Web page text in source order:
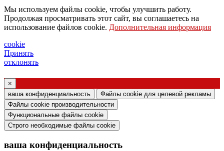
Запрос на отправку каталога
Запрос, чтобы с вами связался ваш торговый
представитель
Запрос на поддержку или дизайн освещения
Запрос на вебинар или обучение по продуктам
Подтверждение согласия (статья 7
Регламента ЕС № 2016/679)
Я заявляю, что ознакомился с информацией
об обработке персональных данных и согласен
Мы используем файлы cookie, чтобы улучшить работу.
Продолжая просматривать этот сайт, вы соглашаетесь на
использование файлов cookie. Дополнительная информация
cookie
Принять
отклонять
×
ваша конфиденциальность
Файлы cookie для целевой рекламы
Файлы cookie производительности
Функциональные файлы cookie
Строго необходимые файлы cookie
ваша конфиденциальность